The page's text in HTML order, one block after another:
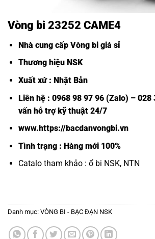
Vòng bi 23252 CAME4
Nhà cung cấp Vòng bi giá sỉ
Thương hiệu NSK
Xuất xứ : Nhật Bản
Liên hệ : 0968 98 97 96 (Zalo) –
vấn hỗ trợ kỹ thuật 24/7
www.https://bacdanvongbi.vn
Tình trạng : Hàng mới 100%
Catalo tham khảo : ổ bi NSK, NTN
Danh mục: VÒNG BI - BẠC ĐẠN NSK